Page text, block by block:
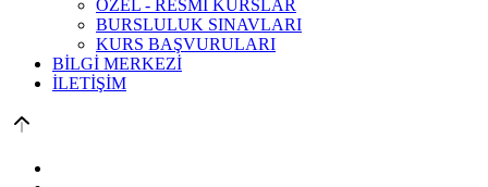
ÖZEL - RESMİ KURSLAR
BURSLULUK SINAVLARI
KURS BAŞVURULARI
BİLGİ MERKEZİ
İLETİŞİM